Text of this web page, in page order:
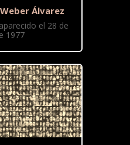
Álvarez
el 28 de
1977